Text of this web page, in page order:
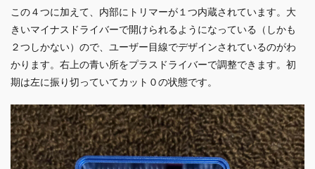
この４つに加えて、内部にトリマーが１つ内蔵されています。大
きいマイナスドライバーで開けられるようになっている（しかも
２つしかない）ので、ユーザー目線でデザインされているのがわ
かります。右上の青い所をプラスドライバーで調整できます。初
期は左に振り切っていてカット０の状態です。